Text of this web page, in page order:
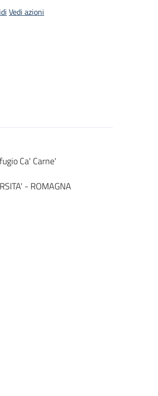
Vedi azioni
Ca' Carne'
- ROMAGNA